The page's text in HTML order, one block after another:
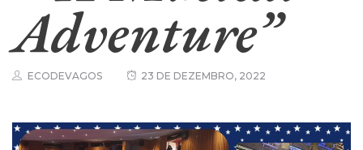
Adventure”
ECODEVAGOS 23 DE DEZEMBRO, 2022